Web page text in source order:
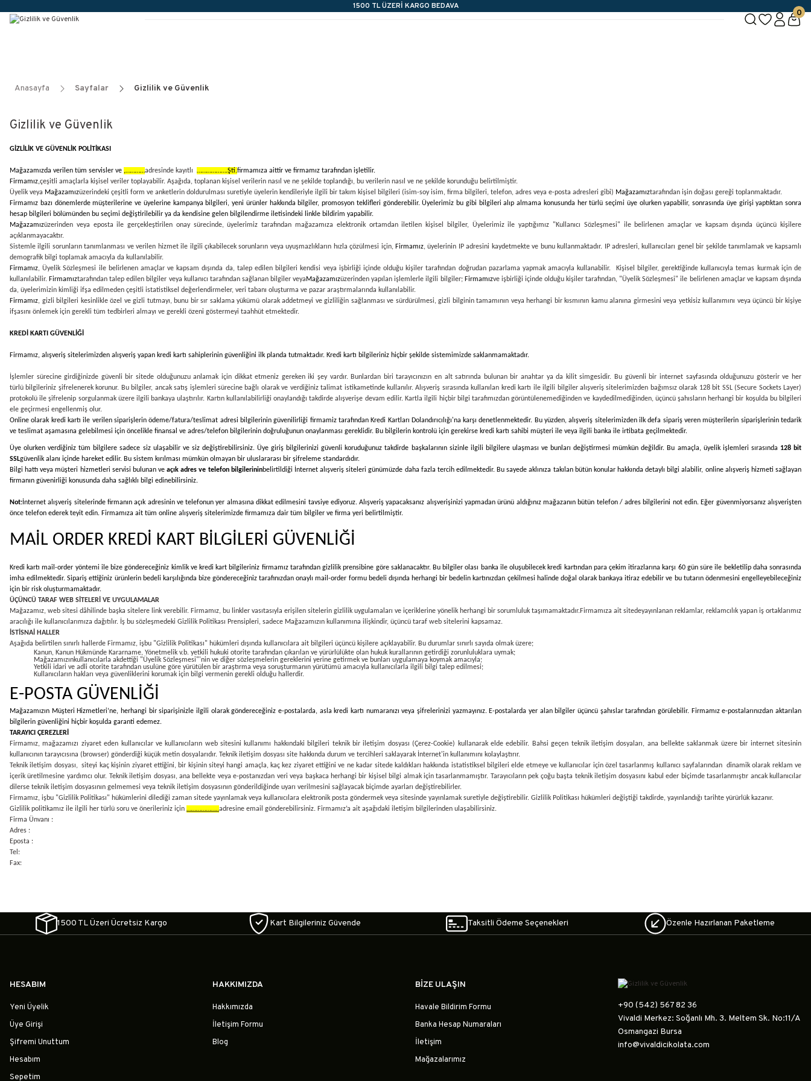
1500 TL ÜZERİ KARGO BEDAVA
0
Anasayfa Sayfalar Gizlilik ve Güvenlik
Gizlilik ve Güvenlik
GİZLİLİK VE GÜVENLİK POLİTİKASI
Mağazamızda verilen tüm servisler ve ,…………adresinde kayıtlı ……………….Şti.firmamıza aittir ve firmamız tarafından işletilir.
Firmamız,çeşitli amaçlarla kişisel veriler toplayabilir. Aşağıda, toplanan kişisel verilerin nasıl ve ne şekilde toplandığı, bu verilerin nasıl ve ne şekilde korunduğu belirtilmiştir.
Üyelik veya Mağazamızüzerindeki çeşitli form ve anketlerin doldurulması suretiyle üyelerin kendileriyle ilgili bir takım kişisel bilgileri (isim-soy isim, firma bilgileri, telefon, adres veya e-posta adresleri gibi) Mağazamıztarafından işin doğası gereği toplanmaktadır.
Firmamız bazı dönemlerde müşterilerine ve üyelerine kampanya bilgileri, yeni ürünler hakkında bilgiler, promosyon teklifleri gönderebilir. Üyelerimiz bu gibi bilgileri alıp almama konusunda her türlü seçimi üye olurken yapabilir, sonrasında üye girişi yaptıktan sonra
hesap bilgileri bölümünden bu seçimi değiştirilebilir ya da kendisine gelen bilgilendirme iletisindeki linkle bildirim yapabilir.
Mağazamızüzerinden veya eposta ile gerçekleştirilen onay sürecinde, üyelerimiz tarafından mağazamıza elektronik ortamdan iletilen kişisel bilgiler, Üyelerimiz ile yaptığımız "Kullanıcı Sözleşmesi" ile belirlenen amaçlar ve kapsam dışında üçüncü kişilere
açıklanmayacaktır.
Sistemle ilgili sorunların tanımlanması ve verilen hizmet ile ilgili çıkabilecek sorunların veya uyuşmazlıkların hızla çözülmesi için, Firmamız, üyelerinin IP adresini kaydetmekte ve bunu kullanmaktadır. IP adresleri, kullanıcıları genel bir şekilde tanımlamak ve kapsamlı
demografik bilgi toplamak amacıyla da kullanılabilir.
Firmamız, Üyelik Sözleşmesi ile belirlenen amaçlar ve kapsam dışında da, talep edilen bilgileri kendisi veya işbirliği içinde olduğu kişiler tarafından doğrudan pazarlama yapmak amacıyla kullanabilir. Kişisel bilgiler, gerektiğinde kullanıcıyla temas kurmak için de
kullanılabilir. Firmamıztarafından talep edilen bilgiler veya kullanıcı tarafından sağlanan bilgiler veya Mağazamızüzerinden yapılan işlemlerle ilgili bilgiler; Firmamızve işbirliği içinde olduğu kişiler tarafından, "Üyelik Sözleşmesi" ile belirlenen amaçlar ve kapsam dışında
da, üyelerimizin kimliği ifşa edilmeden çeşitli istatistiksel değerlendirmeler, veri tabanı oluşturma ve pazar araştırmalarında kullanılabilir.
Firmamız, gizli bilgileri kesinlikle özel ve gizli tutmayı, bunu bir sır saklama yükümü olarak addetmeyi ve gizliliğin sağlanması ve sürdürülmesi, gizli bilginin tamamının veya herhangi bir kısmının kamu alanına girmesini veya yetkisiz kullanımını veya üçüncü bir kişiye
ifşasını önlemek için gerekli tüm tedbirleri almayı ve gerekli özeni göstermeyi taahhüt etmektedir.
KREDİ KARTI GÜVENLİĞİ
Firmamız, alışveriş sitelerimizden alışveriş yapan kredi kartı sahiplerinin güvenliğini ilk planda tutmaktadır. Kredi kartı bilgileriniz hiçbir şekilde sistemimizde saklanmamaktadır.
İşlemler sürecine girdiğinizde güvenli bir sitede olduğunuzu anlamak için dikkat etmeniz gereken iki şey vardır. Bunlardan biri tarayıcınızın en alt satırında bulunan bir anahtar ya da kilit simgesidir. Bu güvenli bir internet sayfasında olduğunuzu gösterir ve her
türlü bilgileriniz şifrelenerek korunur. Bu bilgiler, ancak satış işlemleri sürecine bağlı olarak ve verdiğiniz talimat istikametinde kullanılır. Alışveriş sırasında kullanılan kredi kartı ile ilgili bilgiler alışveriş sitelerimizden bağımsız olarak 128 bit SSL (Secure Sockets Layer)
protokolü ile şifrelenip sorgulanmak üzere ilgili bankaya ulaştırılır. Kartın kullanılabilirliği onaylandığı takdirde alışverişe devam edilir. Kartla ilgili hiçbir bilgi tarafımızdan görüntülenemediğinden ve kaydedilmediğinden, üçüncü şahısların herhangi bir koşulda bu bilgileri
ele geçirmesi engellenmiş olur.
Online olarak kredi kartı ile verilen siparişlerin ödeme/fatura/teslimat adresi bilgilerinin güvenilirliği firmamiz tarafından Kredi Kartları Dolandırıcılığı'na karşı denetlenmektedir. Bu yüzden, alışveriş sitelerimizden ilk defa sipariş veren müşterilerin siparişlerinin tedarik
ve teslimat aşamasına gelebilmesi için öncelikle finansal ve adres/telefon bilgilerinin doğruluğunun onaylanması gereklidir. Bu bilgilerin kontrolü için gerekirse kredi kartı sahibi müşteri ile veya ilgili banka ile irtibata geçilmektedir.
Üye olurken verdiğiniz tüm bilgilere sadece siz ulaşabilir ve siz değiştirebilirsiniz. Üye giriş bilgilerinizi güvenli koruduğunuz takdirde başkalarının sizinle ilgili bilgilere ulaşması ve bunları değiştirmesi mümkün değildir. Bu amaçla, üyelik işlemleri sırasında 128 bit
SSLgüvenlik alanı içinde hareket edilir. Bu sistem kırılması mümkün olmayan bir uluslararası bir şifreleme standardıdır.
Bilgi hattı veya müşteri hizmetleri servisi bulunan veaçık adres ve telefon bilgilerininbelirtildiği İnternet alışveriş siteleri günümüzde daha fazla tercih edilmektedir. Bu sayede aklınıza takılan bütün konular hakkında detaylı bilgi alabilir, online alışveriş hizmeti sağlayan
firmanın güvenirliği konusunda daha sağlıklı bilgi edinebilirsiniz.
Not: İnternet alışveriş sitelerinde firmanın açık adresinin ve telefonun yer almasına dikkat edilmesini tavsiye ediyoruz. Alışveriş yapacaksanız alışverişinizi yapmadan ürünü aldığınız mağazanın bütün telefon / adres bilgilerini not edin. Eğer güvenmiyorsanız alışverişten
önce telefon ederek teyit edin. Firmamıza ait tüm online alışveriş sitelerimizde firmamıza dair tüm bilgiler ve firma yeri belirtilmiştir.
MAİL ORDER KREDİ KART BİLGİLERİ GÜVENLİĞİ
Kredi kartı mail-order yöntemi ile bize göndereceğiniz kimlik ve kredi kart bilgileriniz firmamız tarafından gizlilik prensibine göre saklanacaktır. Bu bilgiler olası banka ile oluşubilecek kredi kartından para çekim itirazlarına karşı 60 gün süre ile bekletilip daha sonrasında
imha edilmektedir. Sipariş ettiğiniz ürünlerin bedeli karşılığında bize göndereceğiniz tarafınızdan onaylı mail-order formu bedeli dışında herhangi bir bedelin kartınızdan çekilmesi halinde doğal olarak bankaya itiraz edebilir ve bu tutarın ödenmesini engelleyebileceğiniz
için bir risk oluşturmamaktadır.
ÜÇÜNCÜ TARAF WEB SİTELERİ VE UYGULAMALAR
Mağazamız, web sitesi dâhilinde başka sitelere link verebilir. Firmamız, bu linkler vasıtasıyla erişilen sitelerin gizlilik uygulamaları ve içeriklerine yönelik herhangi bir sorumluluk taşımamaktadır.Firmamıza ait sitedeyayınlanan reklamlar, reklamcılık yapan iş ortaklarımız
aracılığı ile kullanıcılarımıza dağıtılır. İş bu sözleşmedeki Gizlilik Politikası Prensipleri, sadece Mağazamızın kullanımına ilişkindir, üçüncü taraf web sitelerini kapsamaz.
İSTİSNAİ HALLER
Aşağıda belirtilen sınırlı hallerde Firmamız, işbu "Gizlilik Politikası" hükümleri dışında kullanıcılara ait bilgileri üçüncü kişilere açıklayabilir. Bu durumlar sınırlı sayıda olmak üzere;
Kanun, Kanun Hükmünde Kararname, Yönetmelik v.b. yetkili hukuki otorite tarafından çıkarılan ve yürürlülükte olan hukuk kurallarının getirdiği zorunluluklara uymak;
Mağazamızınkullanıcılarla akdettiği "Üyelik Sözleşmesi"'nin ve diğer sözleşmelerin gereklerini yerine getirmek ve bunları uygulamaya koymak amacıyla;
Yetkili idari ve adli otorite tarafından usulüne göre yürütülen bir araştırma veya soruşturmanın yürütümü amacıyla kullanıcılarla ilgili bilgi talep edilmesi;
Kullanıcıların hakları veya güvenliklerini korumak için bilgi vermenin gerekli olduğu hallerdir.
E-POSTA GÜVENLİĞİ
Mağazamızın Müşteri Hizmetleri’ne, herhangi bir siparişinizle ilgili olarak göndereceğiniz e-postalarda, asla kredi kartı numaranızı veya şifrelerinizi yazmayınız. E-postalarda yer alan bilgiler üçüncü şahıslar tarafından görülebilir. Firmamız e-postalarınızdan aktarılan
bilgilerin güvenliğini hiçbir koşulda garanti edemez.
TARAYICI ÇEREZLERİ
Firmamız, mağazamızı ziyaret eden kullanıcılar ve kullanıcıların web sitesini kullanımı hakkındaki bilgileri teknik bir iletişim dosyası (Çerez-Cookie) kullanarak elde edebilir. Bahsi geçen teknik iletişim dosyaları, ana bellekte saklanmak üzere bir internet sitesinin
kullanıcının tarayıcısına (browser) gönderdiği küçük metin dosyalarıdır. Teknik iletişim dosyası site hakkında durum ve tercihleri saklayarak İnternet'in kullanımını kolaylaştırır.
Teknik iletişim dosyası, siteyi kaç kişinin ziyaret ettiğini, bir kişinin siteyi hangi amaçla, kaç kez ziyaret ettiğini ve ne kadar sitede kaldıkları hakkında istatistiksel bilgileri elde etmeye ve kullanıcılar için özel tasarlanmış kullanıcı sayfalarından dinamik olarak reklam ve
içerik üretilmesine yardımcı olur. Teknik iletişim dosyası, ana bellekte veya e-postanızdan veri veya başkaca herhangi bir kişisel bilgi almak için tasarlanmamıştır. Tarayıcıların pek çoğu başta teknik iletişim dosyasını kabul eder biçimde tasarlanmıştır ancak kullanıcılar
dilerse teknik iletişim dosyasının gelmemesi veya teknik iletişim dosyasının gönderildiğinde uyarı verilmesini sağlayacak biçimde ayarları değiştirebilirler.
Firmamız, işbu "Gizlilik Politikası" hükümlerini dilediği zaman sitede yayınlamak veya kullanıcılara elektronik posta göndermek veya sitesinde yayınlamak suretiyle değiştirebilir. Gizlilik Politikası hükümleri değiştiği takdirde, yayınlandığı tarihte yürürlük kazanır.
Gizlilik politikamız ile ilgili her türlü soru ve önerileriniz için ………………..adresine email gönderebilirsiniz. Firmamız’a ait aşağıdaki iletişim bilgilerinden ulaşabilirsiniz.
Firma Ünvanı :
Adres :
Eposta :
Tel:
Fax:
1500 TL Üzeri Ücretsiz Kargo Kart Bilgileriniz Güvende Taksitli Ödeme Seçenekleri Özenle Hazırlanan Paketleme
HESABIM
Yeni Üyelik
Üye Girişi
Şifremi Unuttum
Hesabım
Sepetim
HAKKIMIZDA
Hakkımızda
İletişim Formu
Blog
BİZE ULAŞIN
Havale Bildirim Formu
Banka Hesap Numaraları
İletişim
Mağazalarımız
+90 (542) 567 82 36
Vivaldi Merkez: Soğanlı Mh. 3. Meltem Sk. No:11/A
Osmangazi Bursa
info@vivaldicikolata.com